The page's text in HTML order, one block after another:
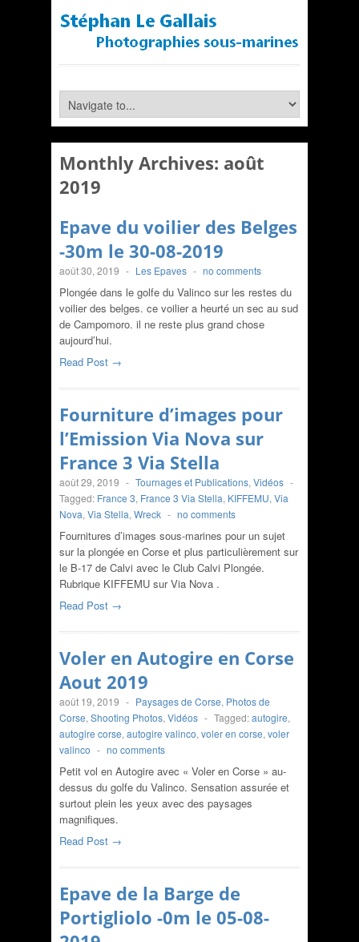
Monthly Archives: août
2019
Epave du voilier des Belges
-30m le 30-08-2019
août 30, 2019 - Les Epaves - no comments
Plongée dans le golfe du Valinco sur les restes du
voilier des belges. ce voilier a heurté un sec au sud
de Campomoro. il ne reste plus grand chose
aujourd’hui.
Read Post →
Fourniture d’images pour
l’Emission Via Nova sur
France 3 Via Stella
août 29, 2019 - Tournages et Publications, Vidéos -
Tagged: France 3, France 3 Via Stella, KIFFEMU, Via
Nova, Via Stella, Wreck - no comments
Fournitures d’images sous-marines pour un sujet
sur la plongée en Corse et plus particulièrement sur
le B-17 de Calvi avec le Club Calvi Plongée.
Rubrique KIFFEMU sur Via Nova .
Read Post →
Voler en Autogire en Corse
Aout 2019
août 19, 2019 - Paysages de Corse, Photos de
Corse, Shooting Photos, Vidéos - Tagged:autogire,
autogire corse, autogire valinco, voler en corse, voler
valinco - no comments
Petit vol en Autogire avec « Voler en Corse » au-
dessus du golfe du Valinco. Sensation assurée et
surtout plein les yeux avec des paysages
magnifiques.
Read Post →
Epave de la Barge de
Portigliolo -0m le 05-08-